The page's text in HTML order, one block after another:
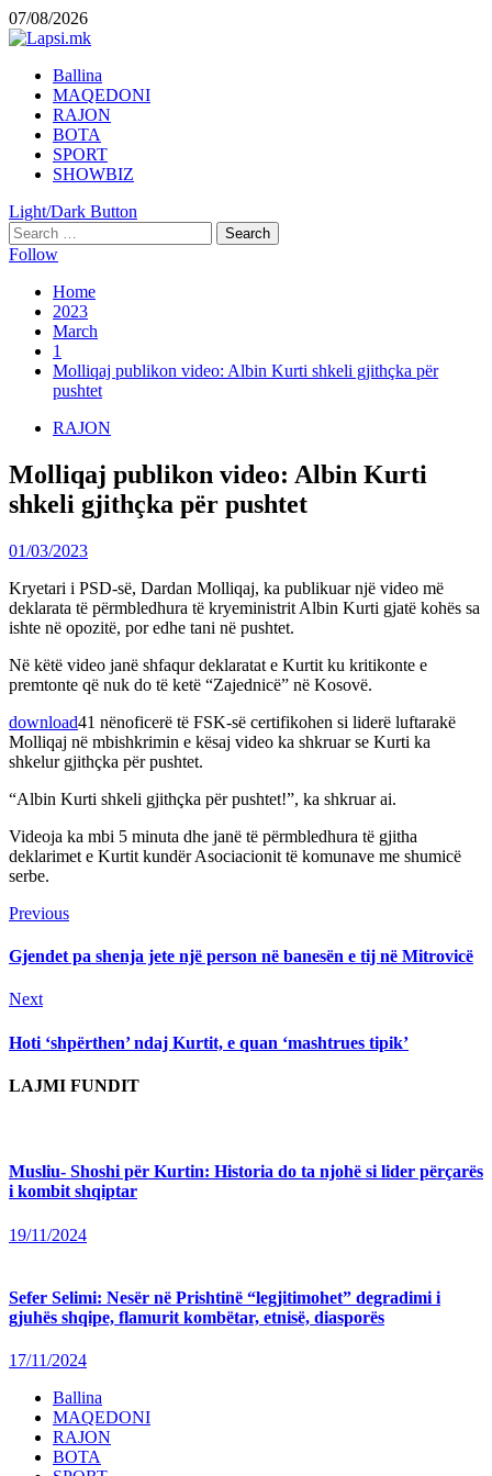
Skip
to
07/08/2026
Primary
Menu
Ballina
MAQEDONI
RAJON
BOTA
SPORT
SHOWBIZ
Light/Dark Button
Search
for:
Follow
Home
2023
March
1
Molliqaj publikon video: Albin Kurti shkeli gjithçka për
pushtet
RAJON
Molliqaj publikon video: Albin Kurti
shkeli gjithçka për pushtet
01/03/2023
Kryetari i PSD-së, Dardan Molliqaj, ka publikuar një video më
deklarata të përmbledhura të kryeministrit Albin Kurti gjatë kohës sa
ishte në opozitë, por edhe tani në pushtet.
Në këtë video janë shfaqur deklaratat e Kurtit ku kritikonte e
premtonte që nuk do të ketë “Zajednicë” në Kosovë.
download41 nënoficerë të FSK-së certifikohen si liderë luftarakë
Molliqaj në mbishkrimin e kësaj video ka shkruar se Kurti ka
shkelur gjithçka për pushtet.
“Albin Kurti shkeli gjithçka për pushtet!”, ka shkruar ai.
Videoja ka mbi 5 minuta dhe janë të përmbledhura të gjitha
deklarimet e Kurtit kundër Asociacionit të komunave me shumicë
serbe.
Continue
Reading
PreviousPrevious
Gjendet pa shenja jete një person në banesën e tij në Mitrovicë
NextNext
Hoti ‘shpërthen’ ndaj Kurtit, e quan ‘mashtrues tipik’
LAJMI FUNDIT
Musliu- Shoshi për Kurtin: Historia do ta njohë si lider përçarës
i kombit shqiptar
19/11/2024
Sefer Selimi: Nesër në Prishtinë “legjitimohet” degradimi i
gjuhës shqipe, flamurit kombëtar, etnisë, diasporës
17/11/2024
Ballina
MAQEDONI
RAJON
BOTA